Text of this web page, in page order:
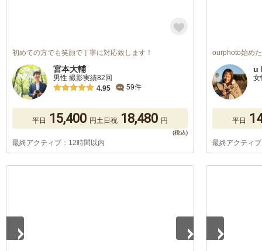
初めての方でも笑顔で丁寧に対応致します！
宮本大輔
男性 撮影実績82回
4.95
59件
平日 15,400 円土日祝 18,480 円
最終アクティブ：12時間以内
ourphoto始め
u
女
平日
最終アクティ